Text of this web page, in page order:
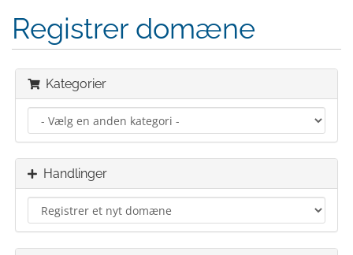
Registrer domæne
Kategorier
Handlinger